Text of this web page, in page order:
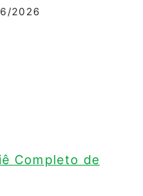
2026
Completo de